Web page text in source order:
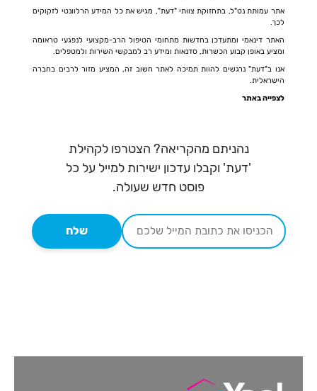
אתר עמותת נט"ל, בתחזוקת צוותי "דעת", מגיש את כל המידע הרלוונטי לזקוקים
לכך.
האתר דינאמי ומתעדכן בחדשות מתחומי הטיפול הרב-מקצועי לנפגעי טראומה
ומציע באופן קבוע הכשרות, סדנאות ומידע רב למבקשי השירות ולמטפלים.
אנו ב"דעת" נרגשים להוות תמיכה לאתר חשוב זה, המציע מזור לרבים בחברה
הישראלית.
לצפייה באתר
נהניתם מהקריאה? הצטרפו לקהילת
'דעת' וקבלו עדכון ישירות למייל על כל
פוסט חדש שעולה.
שלח